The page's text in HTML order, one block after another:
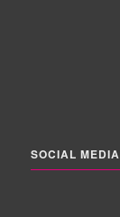
SOCIAL MEDIA